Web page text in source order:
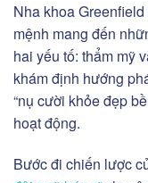
Nha khoa
mệnh mang đến
hai yếu tố: thẩm mỹ
khám định hướng
“nụ cười khỏe đẹp
hoạt động.
Bước đi chiến lược